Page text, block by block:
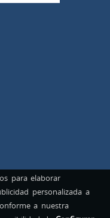
para elaborar
personalizada a
a nuestra